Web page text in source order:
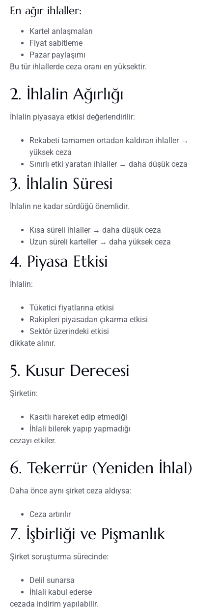
En ağır ihlaller:
Kartel anlaşmaları
Fiyat sabitleme
Pazar paylaşımı
Bu tür ihlallerde ceza oranı en yüksektir.
2. İhlalin Ağırlığı
İhlalin piyasaya etkisi değerlendirilir:
Rekabeti tamamen ortadan kaldıran ihlaller →
yüksek ceza
Sınırlı etki yaratan ihlaller → daha düşük ceza
3. İhlalin Süresi
İhlalin ne kadar sürdüğü önemlidir.
Kısa süreli ihlaller → daha düşük ceza
Uzun süreli karteller → daha yüksek ceza
4. Piyasa Etkisi
İhlalin:
Tüketici fiyatlarına etkisi
Rakipleri piyasadan çıkarma etkisi
Sektör üzerindeki etkisi
dikkate alınır.
5. Kusur Derecesi
Şirketin:
Kasıtlı hareket edip etmediği
İhlali bilerek yapıp yapmadığı
cezayı etkiler.
6. Tekerrür (Yeniden İhlal)
Daha önce aynı şirket ceza aldıysa:
Ceza artırılır
7. İşbirliği ve Pişmanlık
Şirket soruşturma sürecinde:
Delil sunarsa
İhlali kabul ederse
cezada indirim yapılabilir.